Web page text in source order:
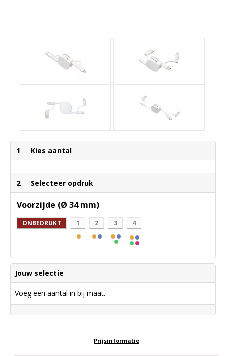
1 Kies aantal
2 Selecteer opdruk
Voorzijde (Ø 34 mm)
ONBEDRUKT 1 2 3 4
Jouw selectie
Voeg een aantal in bij maat.
Prijsinformatie